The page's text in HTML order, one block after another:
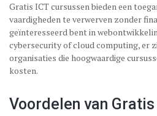
Gratis ICT cursussen bieden een
vaardigheden te verwerven zonder
geïnteresseerd bent in
cybersecurity of cloud computing, er
organisaties die hoogwaardige
kosten.
Voordelen van Gratis